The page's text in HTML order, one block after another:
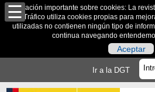
Información importante sobre cookies: La
de Tráfico utiliza cookies propias para
utilizadas no contienen ningún tipo de
continua navegando
Aceptar
Ir a la DGT